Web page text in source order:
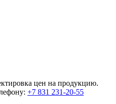
цен на продукцию.
+7 831 231-20-55